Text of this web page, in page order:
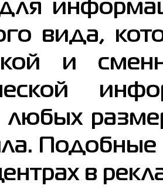
вида,
и
Подобные
в